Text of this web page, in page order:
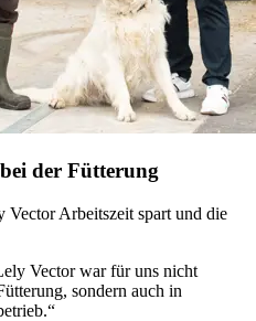
der Fütterung
Arbeitszeit spart und die
Vector war für uns nicht
sondern auch in